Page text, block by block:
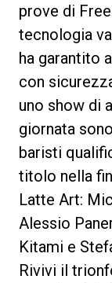
prove di
tecnologia
ha garantito
con
uno show di
giornata
baristi
titolo nella
Latte Art:
Alessio
Kitami e
Rivivi il